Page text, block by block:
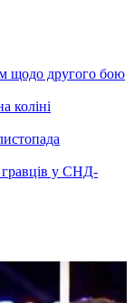
щодо другого бою
коліні
гравців у СНД-